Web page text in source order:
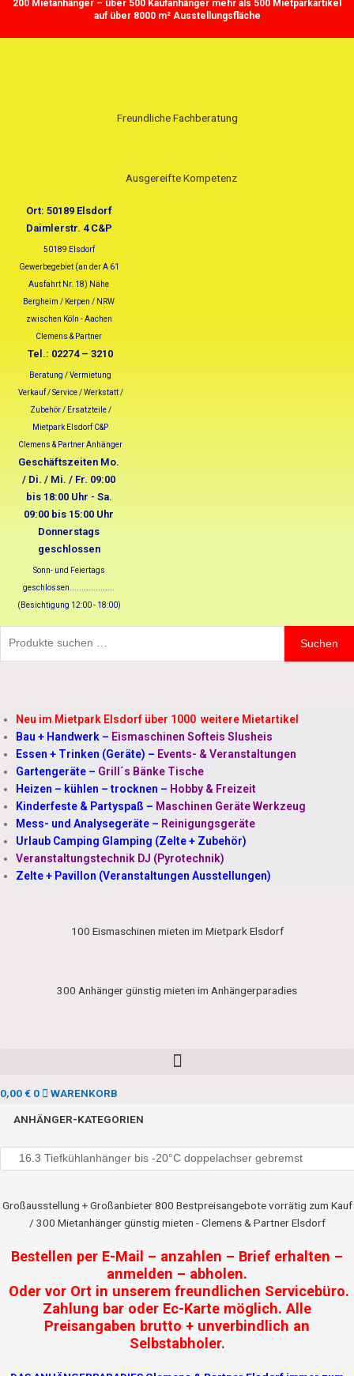
Zum200 Mietanhänger – über 500 Kaufanhänger mehr als 500 Mietparkartikel
auf über 8000 m² Ausstellungsfläche
Freundliche Fachberatung
Ausgereifte Kompetenz
Ort: 50189 Elsdorf
Daimlerstr. 4 C&P
50189 Elsdorf
Gewerbegebiet (an der A 61
Ausfahrt Nr. 18) Nähe
Bergheim / Kerpen / NRW
zwischen Köln - Aachen
Clemens & Partner
Tel.: 02274 – 3210
Beratung / Vermietung
Verkauf / Service / Werkstatt /
Zubehör / Ersatzteile /
Mietpark Elsdorf C&P
Clemens & Partner Anhänger
Geschäftszeiten Mo.
/ Di. / Mi. / Fr. 09:00
bis 18:00 Uhr - Sa.
09:00 bis 15:00 Uhr
Donnerstags
geschlossen
Sonn- und Feiertags
geschlossen...................
(Besichtigung 12:00 - 18:00)
Suchen
Suchen
Neu im Mietpark Elsdorf über 1000 weitere Mietartikel
Bau + Handwerk – Eismaschinen Softeis Slusheis
Essen + Trinken (Geräte) – Events- & Veranstaltungen
Gartengeräte – Grill´s Bänke Tische
Heizen – kühlen – trocknen – Hobby & Freizeit
Kinderfeste & Partyspaß – Maschinen Geräte Werkzeug
Mess- und Analysegeräte – Reinigungsgeräte
Urlaub Camping Glamping (Zelte + Zubehör)
Veranstaltungstechnik DJ (Pyrotechnik)
Zelte + Pavillon (Veranstaltungen Ausstellungen)
100 Eismaschinen mieten im Mietpark Elsdorf
300 Anhänger günstig mieten im Anhängerparadies
0,00€ 0 WARENKORB
ANHÄNGER-KATEGORIEN
Großausstellung + Großanbieter 800 Bestpreisangebote vorrätig zum Kauf
/ 300 Mietanhänger günstig mieten - Clemens & Partner Elsdorf
Bestellen per E-Mail – anzahlen – Brief erhalten –
anmelden – abholen.
Oder vor Ort in unserem freundlichen Servicebüro.
Zahlung bar oder Ec-Karte möglich. Alle
Preisangaben brutto + unverbindlich an
Selbstabholer.